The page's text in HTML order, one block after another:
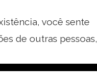
você sente
de outras pessoas,